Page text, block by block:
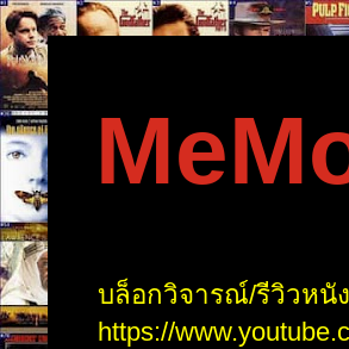
บล็อกวิจารณ์/รีวิวหนั
https://